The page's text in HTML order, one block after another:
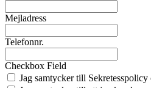
Mejladress
Telefonnr.
Checkbox Field
Jag samtycker till